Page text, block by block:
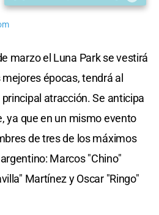
marzo el Luna Park se vestirá
épocas, tendrá al
atracción. Se anticipa
ya que en un mismo evento
de tres de los máximos
Marcos "Chino"
Martínez y Oscar "Ringo"